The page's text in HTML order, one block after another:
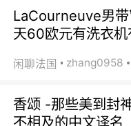
LaCourneuve男带
天60欧元有洗衣机
闲聊法国 zhang0958
香颂 -那些美到封
不相及的中文译名